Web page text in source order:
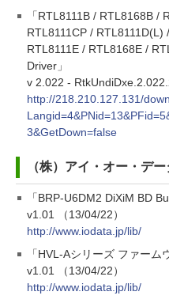
「RTL8111B / RTL8168B /
RTL8111CP /
RTL8111E / RTL8168E /
Driver」
v 2.022 -
http://218.210.127.131/
3&GetDown=false
（株）アイ・オー・デ
「BRP-U6DM2 DiXiM BD
v1.01 （13/04/22）
http://www.iodata.jp/lib/
「HVL-Aシリーズ ファーム
v1.01 （13/04/22）
http://www.iodata.jp/lib/